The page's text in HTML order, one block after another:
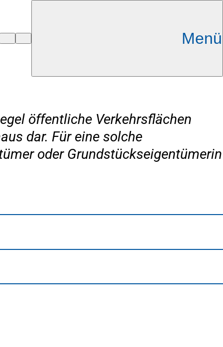
Menü
öffentliche Verkehrsflächen
dar. Für eine solche
oder Grundstückseigentümerin